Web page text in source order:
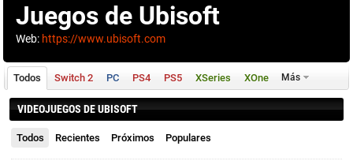
Juegos de Ubisoft
Web: https://www.ubisoft.com
Todos Switch 2 PC PS4 PS5 XSeries XOne Más
VIDEOJUEGOS DE UBISOFT
Todos Recientes Próximos Populares